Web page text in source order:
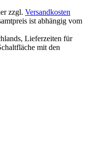
zzgl. Versandkosten
ist abhängig vom
Lieferzeiten für
mit den